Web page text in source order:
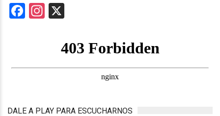
Facebook
Instagram
DALE A PLAY PARA ESCUCHARNOS